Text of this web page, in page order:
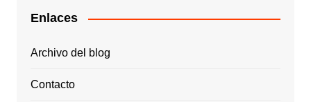
Enlaces
Archivo del blog
Contacto